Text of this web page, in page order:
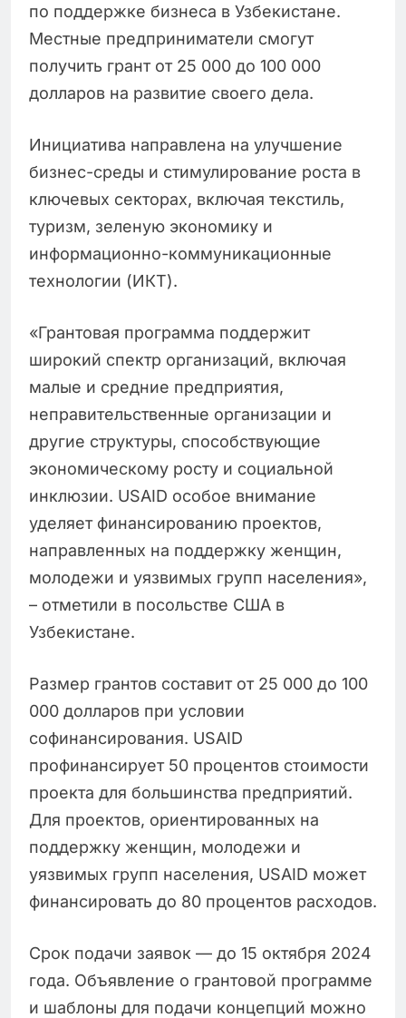
по поддержке бизнеса в Узбекистане.
Местные предприниматели смогут
получить грант от 25 000 до 100 000
долларов на развитие своего дела.
Инициатива направлена на улучшение
бизнес-среды и стимулирование роста в
ключевых секторах, включая текстиль,
туризм, зеленую экономику и
информационно-коммуникационные
технологии (ИКТ).
«Грантовая программа поддержит
широкий спектр организаций, включая
малые и средние предприятия,
неправительственные организации и
другие структуры, способствующие
экономическому росту и социальной
инклюзии. USAID особое внимание
уделяет финансированию проектов,
направленных на поддержку женщин,
молодежи и уязвимых групп населения»,
– отметили в посольстве США в
Узбекистане.
Размер грантов составит от 25 000 до 100
000 долларов при условии
софинансирования. USAID
профинансирует 50 процентов стоимости
проекта для большинства предприятий.
Для проектов, ориентированных на
поддержку женщин, молодежи и
уязвимых групп населения, USAID может
финансировать до 80 процентов расходов.
Срок подачи заявок — до 15 октября 2024
года. Объявление о грантовой программе
и шаблоны для подачи концепций можно